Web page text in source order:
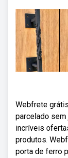
Webfrete
parcelado
incríveis
produtos.
porta de ferro